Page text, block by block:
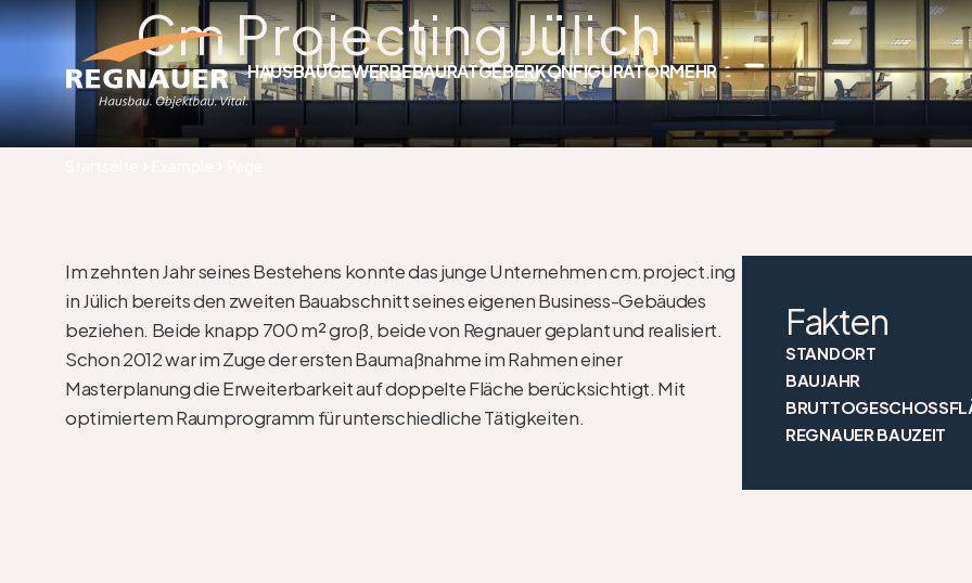
HAUSBAUGEWERBEBAURATGEBERKONFIGURATORMEHR
Cm Projecting Jülich
Im zehnten Jahr seines Bestehens konnte das junge Unternehmen cm.project.ing
in Jülich bereits den zweiten Bauabschnitt seines eigenen Business-Gebäudes
beziehen. Beide knapp 700 m² groß, beide von Regnauer geplant und realisiert.
Schon 2012 war im Zuge der ersten Baumaßnahme im Rahmen einer
Masterplanung die Erweiterbarkeit auf doppelte Fläche berücksichtigt. Mit
optimiertem Raumprogramm für unterschiedliche Tätigkeiten.
Fakten
STANDORT
BAUJAHR
REGNAUER BAUZEIT